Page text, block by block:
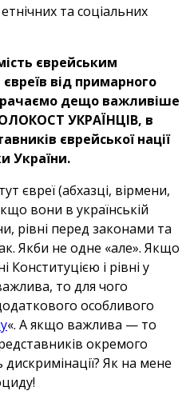
та соціальних
єврейським
від примарного
дещо важливіше
УКРАЇНЦІВ, в
єврейської нації
України.
євреї (абхазці, вірмени,
вони в українській
рівні перед законами та
Якби не одне «але». Якщо
Конституцією і рівні у
то для чого
особливого
«. А якщо важлива — то
окремого
дискримінації? Як на мене